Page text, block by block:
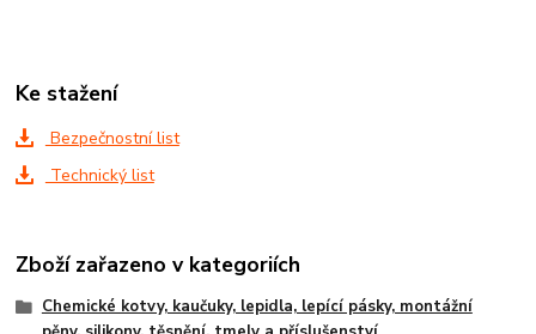
Ke stažení
Bezpečnostní list
Technický list
Zboží zařazeno v kategoriích
Chemické kotvy, kaučuky, lepidla, lepící pásky, montážní